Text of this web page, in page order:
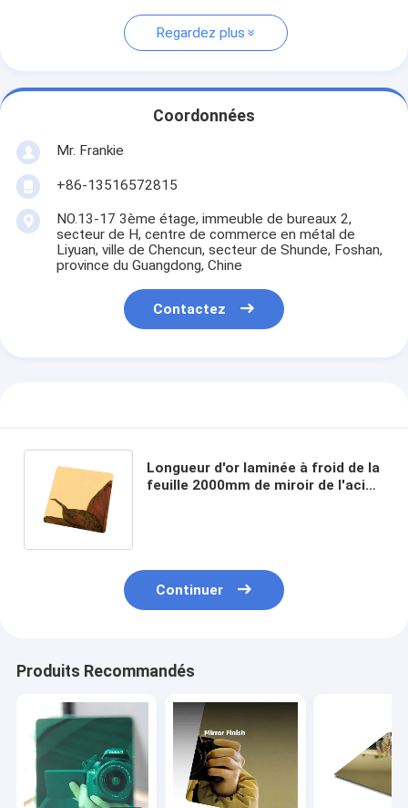
Regardez plus
Coordonnées
Mr. Frankie
+86-13516572815
NO.13-17 3ème étage, immeuble de bureaux 2,
secteur de H, centre de commerce en métal de
Liyuan, ville de Chencun, secteur de Shunde, Foshan,
province du Guangdong, Chine
Contactez
Longueur d'or laminée à froid de la
feuille 2000mm de miroir de l'acier
Continuer
Produits Recommandés